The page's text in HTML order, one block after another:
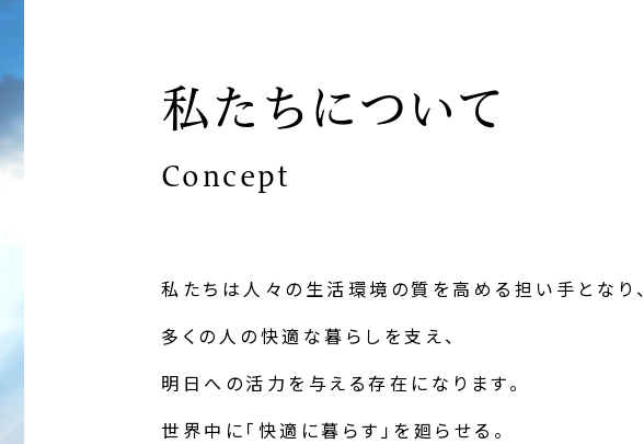
私たちについて
Concept
私たちは人々の生活環境の質を高める担い手となり、
多くの人の快適な暮らしを支え、
明日への活力を与える存在になります。
世界中に「快適に暮らす」を廻らせる。